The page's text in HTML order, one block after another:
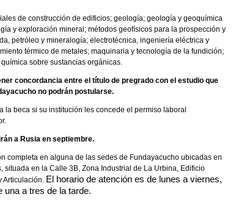
de construcción de edificios; geología; geología y geoquímica
y exploración mineral; métodos geofísicos para la prospección y
petróleo y mineralogía; electrotécnica, ingeniería eléctrica y
térmico de metales; maquinaria y tecnología de la fundición;
sobre sustancias orgánicas.
concordancia entre el título de pregrado con el estudio que
no podrán postularse.
la beca si su institución les concede el permiso laboral
a Rusia en septiembre.
completa en alguna de las sedes de Fundayacucho ubicadas en
en la Calle 3B, Zona Industrial de La Urbina, Edificio
Articulación. El horario de atención es de lunes a viernes,
una a tres de la tarde.